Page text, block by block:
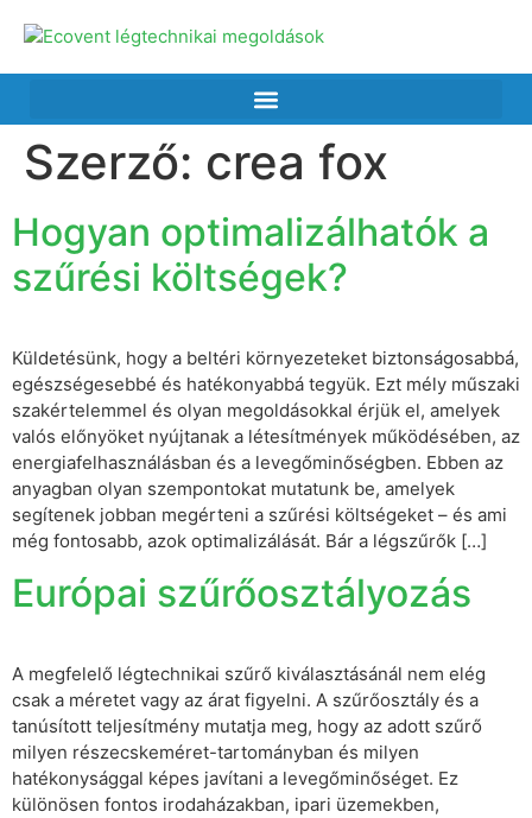
Szerző: crea fox
Hogyan optimalizálhatók a
szűrési költségek?
Küldetésünk, hogy a beltéri környezeteket biztonságosabbá,
egészségesebbé és hatékonyabbá tegyük. Ezt mély műszaki
szakértelemmel és olyan megoldásokkal érjük el, amelyek
valós előnyöket nyújtanak a létesítmények működésében, az
energiafelhasználásban és a levegőminőségben. Ebben az
anyagban olyan szempontokat mutatunk be, amelyek
segítenek jobban megérteni a szűrési költségeket – és ami
még fontosabb, azok optimalizálását. Bár a légszűrők […]
Európai szűrőosztályozás
A megfelelő légtechnikai szűrő kiválasztásánál nem elég
csak a méretet vagy az árat figyelni. A szűrőosztály és a
tanúsított teljesítmény mutatja meg, hogy az adott szűrő
milyen részecskeméret-tartományban és milyen
hatékonysággal képes javítani a levegőminőséget. Ez
különösen fontos irodaházakban, ipari üzemekben,